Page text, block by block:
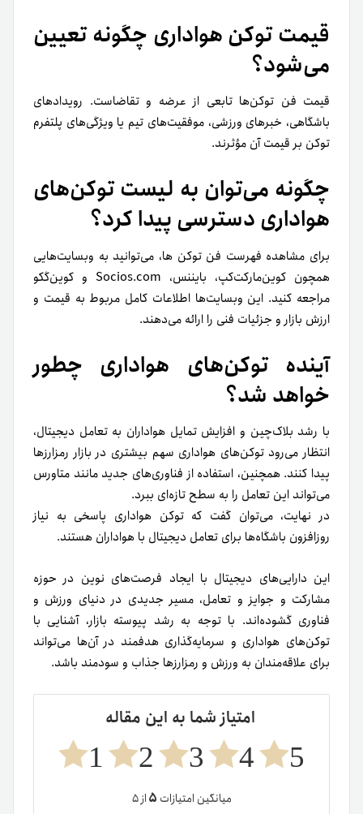
قیمت توکن هواداری چگونه تعیین
می‌شود؟
قیمت فن توکن‌ها تابعی از عرضه و تقاضاست. رویدادهای
باشگاهی، خبرهای ورزشی، موفقیت‌های تیم یا ویژگی‌های پلتفرم
توکن بر قیمت آن مؤثرند.
چگونه می‌توان به لیست توکن‌های
هواداری دسترسی پیدا کرد؟
برای مشاهده فهرست فن توکن ها، می‌توانید به وبسایت‌هایی
همچون کوین‌مارکت‌کپ، بایننس، Socios.com و کوین‌گکو
مراجعه کنید. این وبسایت‌ها اطلاعات کامل مربوط به قیمت و
ارزش بازار و جزئیات فنی را ارائه می‌دهند.
آینده توکن‌های هواداری چطور
خواهد شد؟
با رشد بلاک‌چین و افزایش تمایل هواداران به تعامل دیجیتال،
انتظار می‌رود توکن‌های هواداری سهم بیشتری در بازار رمزارزها
پیدا کنند. همچنین، استفاده از فناوری‌های جدید مانند متاورس
می‌تواند این تعامل را به سطح تازه‌ای ببرد.
در نهایت، می‌توان گفت که توکن هواداری پاسخی به نیاز
روزافزون باشگاه‌ها برای تعامل دیجیتال با هواداران هستند.
این دارایی‌های دیجیتال با ایجاد فرصت‌های نوین در حوزه
مشارکت و جوایز و تعامل، مسیر جدیدی در دنیای ورزش و
فناوری گشوده‌اند. با توجه‌ به رشد پیوسته بازار، آشنایی با
توکن‌های هواداری و سرمایه‌گذاری هدفمند در آن‌ها می‌تواند
برای علاقه‌مندان به ورزش و رمزارزها جذاب و سودمند باشد.
امتیاز شما به این مقاله
5
4
3
2
1
میانگین امتیازات ۵از ۵